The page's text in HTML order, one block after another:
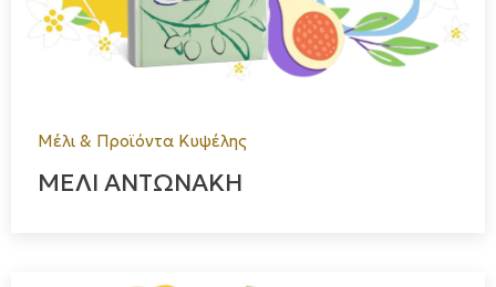
Μέλι & Προϊόντα Κυψέλης
ΜΕΛΙ ΑΝΤΩΝΑΚΗ